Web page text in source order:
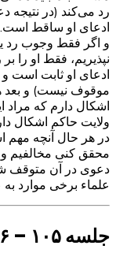
رد می‌کند (در
ادعای او ساقط است.
و اگر فقط وجوب رد
نپذیریم، فقط او را
ادعای او ثابت است
موقوف نیست) و بعد
اشکال دارم که
ولایت حاکم اشکال
در هر حال آنچه مهم
محقق کنی مخالفیم
دعوی در آن متوقف
علماء برخی موارد
جلسه ۱۰۵ – ۱۶ اسفند ۱۳۹۹